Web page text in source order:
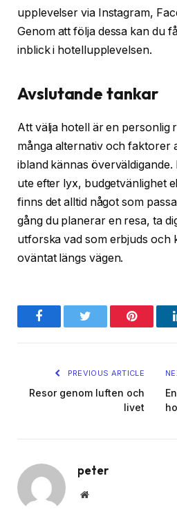
upplevelser via Instagram,
Genom att följa dessa kan du
inblick i hotellupplevelsen.
Avslutande tankar
Att välja hotell är en personlig
många alternativ och faktorer
ibland kännas
ute efter lyx, budgetvänlighet
finns det alltid något som
gång du planerar en resa, ta
utforska vad som erbjuds och
oväntat längs vägen.
FacebookTwitter Pinterest
PREVIOUS ARTICLE
Resor genom luften och
livet
peter
Website